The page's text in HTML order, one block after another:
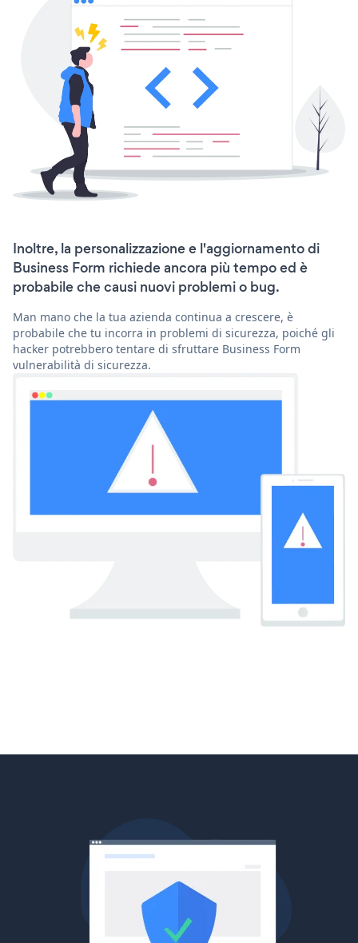
Inoltre, la personalizzazione e l'aggiornamento di
Business Form richiede ancora più tempo ed è
probabile che causi nuovi problemi o bug.
Man mano che la tua azienda continua a crescere, è
probabile che tu incorra in problemi di sicurezza, poiché gli
hacker potrebbero tentare di sfruttare Business Form
vulnerabilità di sicurezza.